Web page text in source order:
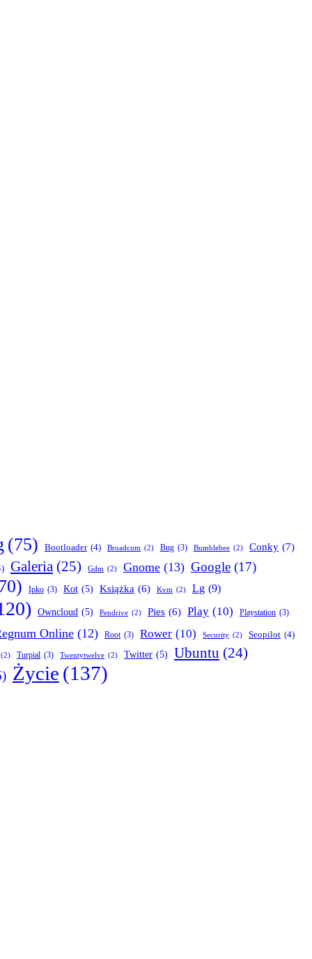
(75) Bootloader (4) Broadcom (2) Bug (3) Bumblebee (2) Conky (7)
Galeria (25) Gdm (2) Gnome (13) Google (17)
Ipko (3) Kot (5) Książka (6) Kvm (2) Lg (9)
Owncloud (5) Pendrive (2) Pies (6) Play (10) Playstation (3)
Online (12) Root (3) Rower (10) Security (2) Seopilot (4)
(2) Turpial (3) Twentytwelve (2) Twitter (5) Ubuntu (24)
Życie (137)